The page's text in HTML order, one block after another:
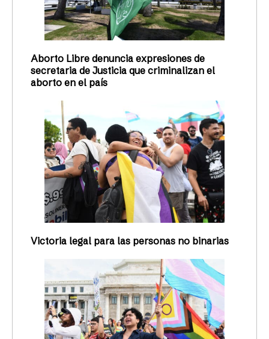
Aborto Libre denuncia expresiones de
secretaria de Justicia que criminalizan el
aborto en el país
Victoria legal para las personas no binarias